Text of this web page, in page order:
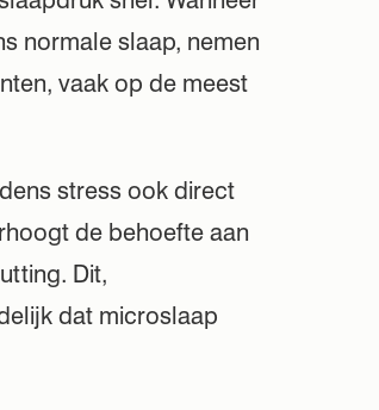
normale slaap, nemen
vaak op de meest
stress ook direct
de behoefte aan
Dit,
dat microslaap